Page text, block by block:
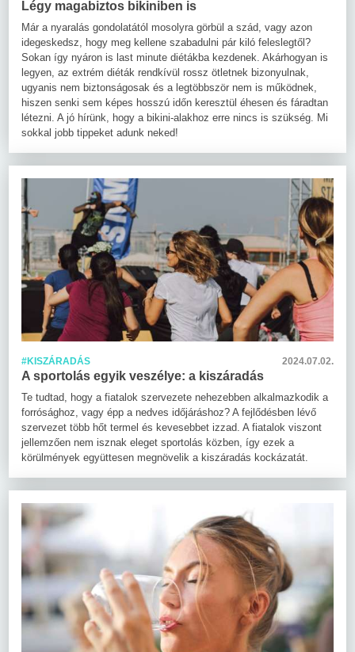
Légy magabiztos bikiniben is
Már a nyaralás gondolatától mosolyra görbül a szád, vagy azon
idegeskedsz, hogy meg kellene szabadulni pár kiló feleslegtől?
Sokan így nyáron is last minute diétákba kezdenek. Akárhogyan is
legyen, az extrém diéták rendkívül rossz ötletnek bizonyulnak,
ugyanis nem biztonságosak és a legtöbbször nem is működnek,
hiszen senki sem képes hosszú időn keresztül éhesen és fáradtan
létezni. A jó hírünk, hogy a bikini-alakhoz erre nincs is szükség. Mi
sokkal jobb tippeket adunk neked!
#KISZÁRADÁS 2024.07.02.
A sportolás egyik veszélye: a kiszáradás
Te tudtad, hogy a fiatalok szervezete nehezebben alkalmazkodik a
forrósághoz, vagy épp a nedves időjáráshoz? A fejlődésben lévő
szervezet több hőt termel és kevesebbet izzad. A fiatalok viszont
jellemzően nem isznak eleget sportolás közben, így ezek a
körülmények együttesen megnövelik a kiszáradás kockázatát.